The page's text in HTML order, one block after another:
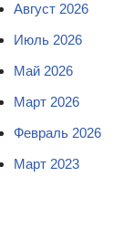
Август 2026
Июль 2026
Май 2026
Март 2026
Февраль 2026
Март 2023